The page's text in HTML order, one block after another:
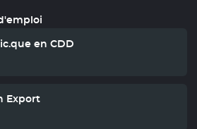
en CDD
Export